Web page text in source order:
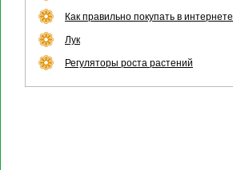
Как правильно покупать в интернете
Лук
Регуляторы роста растений